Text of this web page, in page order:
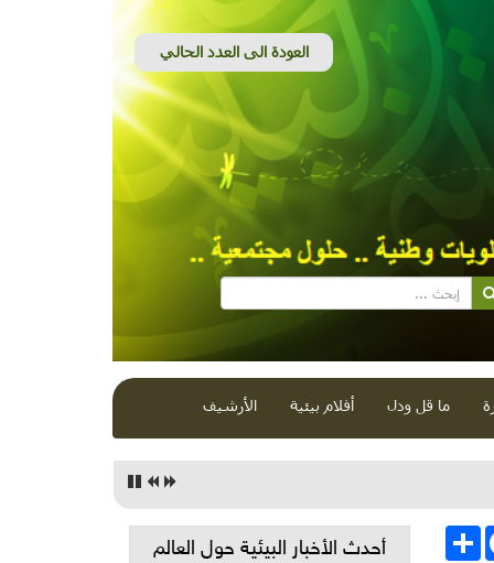
ما قل ودل أفلام بيئية الأرشيف
انشر
أحدث الأخبار البيئية حول العالم